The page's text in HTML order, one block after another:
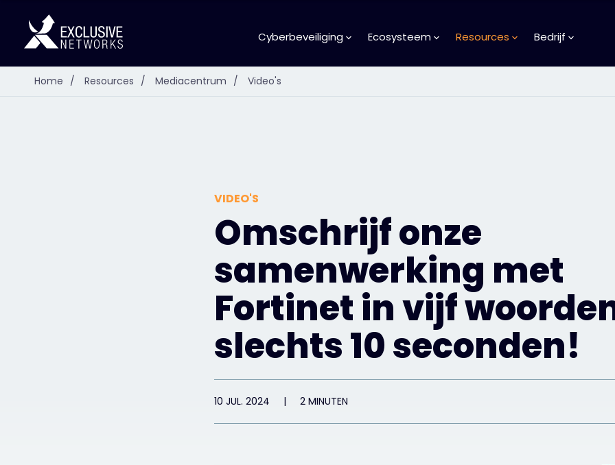
Cyberbeveiliging Ecosysteem Resources Bedrijf
Home / Resources / Mediacentrum / Video's
VIDEO'S
Omschrijf onze
samenwerking met
Fortinet in vijf
slechts 10 seconden!
10 JUL. 2024 | 2 MINUTEN